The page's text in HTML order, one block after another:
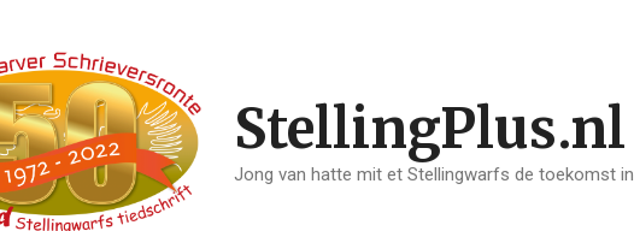
StellingPlus.nl
Jong van hatte mit et Stellingwarfs de toekomst in